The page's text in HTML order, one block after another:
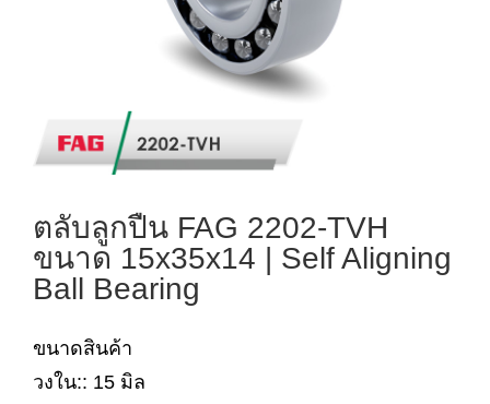
ตลับลูกปืน FAG 2202-TVH
ขนาด 15x35x14 | Self Aligning
Ball Bearing
ขนาดสินค้า
วงใน:: 15 มิล